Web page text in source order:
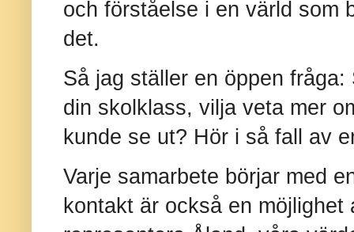
och förståelse i en värld som
det.
Så jag ställer en öppen
din skolklass, vilja veta mer
kunde se ut? Hör i så fall av
Varje samarbete börjar med
kontakt är också en